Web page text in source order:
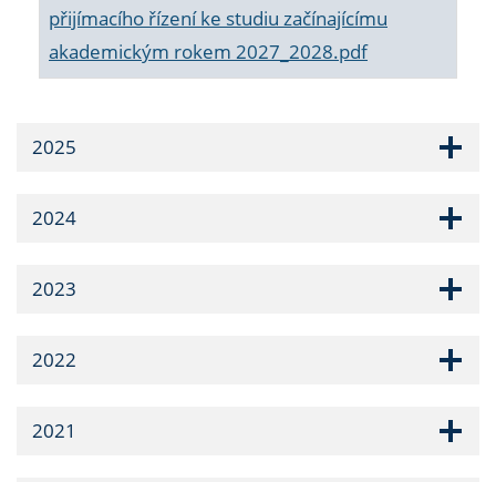
přijímacího řízení ke studiu začínajícímu
akademickým rokem 2027_2028.pdf
2025
2024
2023
2022
2021